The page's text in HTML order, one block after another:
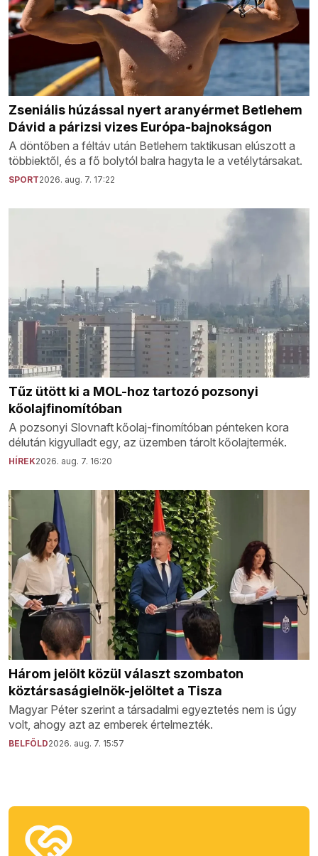
Zseniális húzással nyert aranyérmet Betlehem
Dávid a párizsi vizes Európa-bajnokságon
A döntőben a féltáv után Betlehem taktikusan elúszott a
többiektől, és a fő bolytól balra hagyta le a vetélytársakat.
SPORT2026. aug. 7. 17:22
Tűz ütött ki a MOL-hoz tartozó pozsonyi
kőolajfinomítóban
A pozsonyi Slovnaft kőolaj-finomítóban pénteken kora
délután kigyulladt egy, az üzemben tárolt kőolajtermék.
HÍREK2026. aug. 7. 16:20
Három jelölt közül választ szombaton
köztársaságielnök-jelöltet a Tisza
Magyar Péter szerint a társadalmi egyeztetés nem is úgy
volt, ahogy azt az emberek értelmezték.
BELFÖLD2026. aug. 7. 15:57